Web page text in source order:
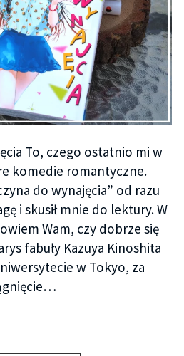
To, czego ostatnio mi w
komedie romantyczne.
do wynajęcia” od razu
i skusił mnie do lektury. W
Wam, czy dobrze się
fabuły Kazuya Kinoshita
w Tokyo, za